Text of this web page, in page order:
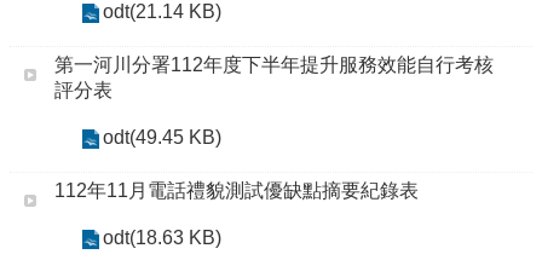
odt(21.14 KB)
第一河川分署112年度下半年提升服務效能自行考核
評分表
odt(49.45 KB)
112年11月電話禮貌測試優缺點摘要紀錄表
odt(18.63 KB)